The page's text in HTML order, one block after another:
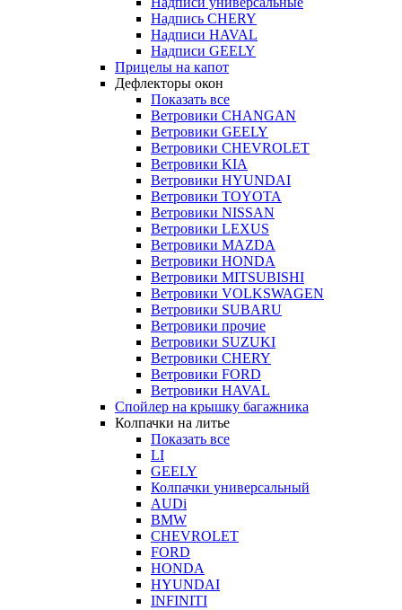
Надпись CHERY
Надписи HAVAL
Надписи GEELY
Прицелы на капот
Дефлекторы окон
Показать все
Ветровики CHANGAN
Ветровики GEELY
Ветровики CHEVROLET
Ветровики KIA
Ветровики HYUNDAI
Ветровики TOYOTA
Ветровики NISSAN
Ветровики LEXUS
Ветровики MAZDA
Ветровики HONDA
Ветровики MITSUBISHI
Ветровики VOLKSWAGEN
Ветровики SUBARU
Ветровики прочие
Ветровики SUZUKI
Ветровики CHERY
Ветровики FORD
Ветровики HAVAL
Спойлер на крышку багажника
Колпачки на литье
Показать все
LI
GEELY
Колпачки универсальный
AUDi
BMW
CHEVROLET
FORD
HONDA
HYUNDAI
INFINITI